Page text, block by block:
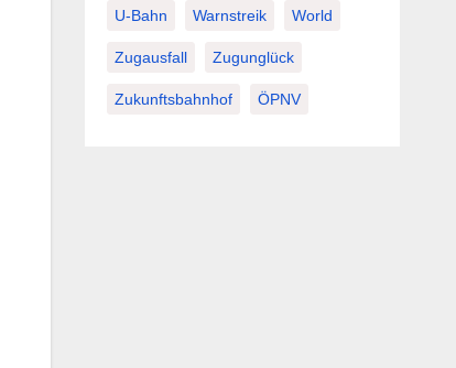
U-Bahn Warnstreik World
Zugausfall Zugunglück
Zukunftsbahnhof ÖPNV